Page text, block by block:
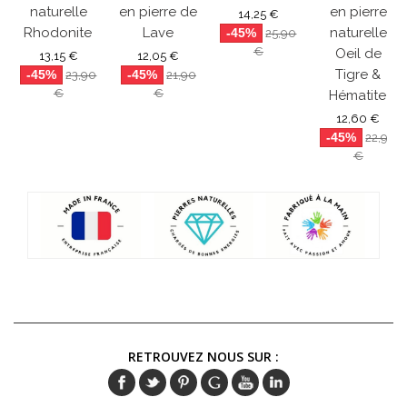
naturelle
Rhodonite
13,15 €
-45%
23,90
€
en pierre de
Lave
12,05 €
-45%
21,90
€
14,25 €
-45%
25,90
€
en pierre
naturelle
Oeil de
Tigre &
Hématite
12,60 €
-45%
22,90
€
RETROUVEZ NOUS SUR :